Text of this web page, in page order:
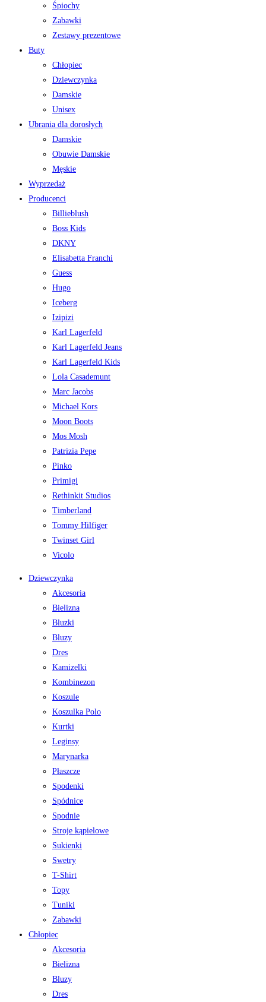
Śpiochy
Zabawki
Zestawy prezentowe
Buty
Chłopiec
Dziewczynka
Damskie
Unisex
Ubrania dla dorosłych
Damskie
Obuwie Damskie
Męskie
Wyprzedaż
Producenci
Billieblush
Boss Kids
DKNY
Elisabetta Franchi
Guess
Hugo
Iceberg
Izipizi
Karl Lagerfeld
Karl Lagerfeld Jeans
Karl Lagerfeld Kids
Lola Casademunt
Marc Jacobs
Michael Kors
Moon Boots
Mos Mosh
Patrizia Pepe
Pinko
Primigi
Rethinkit Studios
Timberland
Tommy Hilfiger
Twinset Girl
Vicolo
Dziewczynka
Akcesoria
Bielizna
Bluzki
Bluzy
Dres
Kamizelki
Kombinezon
Koszule
Koszulka Polo
Kurtki
Leginsy
Marynarka
Płaszcze
Spodenki
Spódnice
Spodnie
Stroje kąpielowe
Sukienki
Swetry
T-Shirt
Topy
Tuniki
Zabawki
Chłopiec
Akcesoria
Bielizna
Bluzy
Dres